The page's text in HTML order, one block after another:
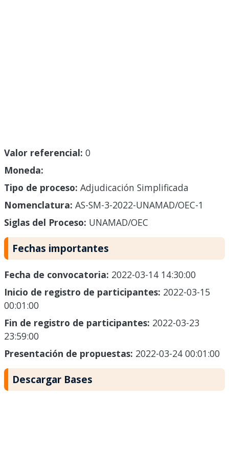
Valor referencial: 0
Moneda:
Tipo de proceso: Adjudicación Simplificada
Nomenclatura: AS-SM-3-2022-UNAMAD/OEC-1
Siglas del Proceso: UNAMAD/OEC
Fechas importantes
Fecha de convocatoria: 2022-03-14 14:30:00
Inicio de registro de participantes: 2022-03-15
00:01:00
Fin de registro de participantes: 2022-03-23
23:59:00
Presentación de propuestas: 2022-03-24 00:01:00
Descargar Bases